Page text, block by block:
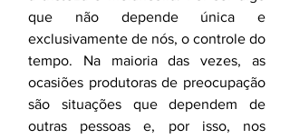
que não depende única e
exclusivamente de nós, o controle do
tempo. Na maioria das vezes, as
ocasiões produtoras de preocupação
são situações que dependem de
outras pessoas e, por isso, nos